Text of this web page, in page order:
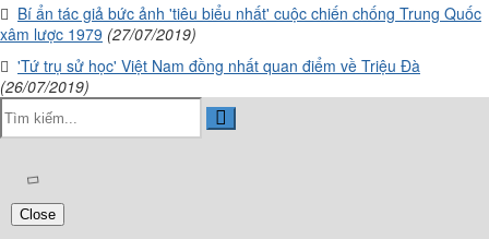
Bí ẩn tác giả bức ảnh 'tiêu biểu nhất' cuộc chiến chống Trung Quốc
xâm lược 1979 (27/07/2019)
'Tứ trụ sử học' Việt Nam đồng nhất quan điểm về Triệu Đà
(26/07/2019)
Close